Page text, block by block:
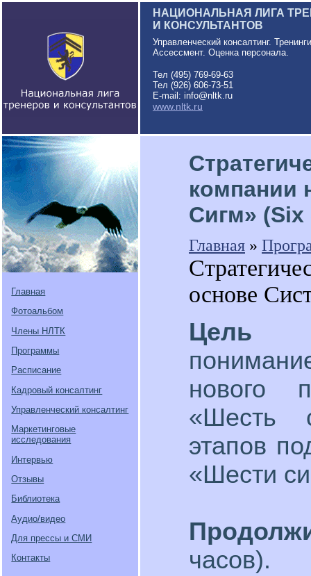
НАЦИОНАЛЬНАЯ ЛИГА
И КОНСУЛЬТАНТОВ
Управленческий консалтинг.
Ассессмент. Оценка персонала.
Тел (495) 769-69-63
Тел (926) 606-73-51
E-mail: info@nltk.ru
www.nltk.ru
Главная
Фотоальбом
Члены НЛТК
Программы
Расписание
Кадровый консалтинг
Управленческий консалтинг
Маркетинговые
исследования
Интервью
Отзывы
Библиотека
Аудио/видео
Для прессы и СМИ
Контакты
компании
Сигм» (Six
Главная »
основе
Цель
нового
«Шесть
этапов
«Шести
часов).